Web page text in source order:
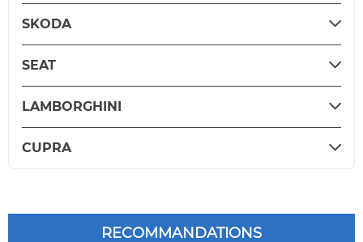
SKODA
SEAT
LAMBORGHINI
CUPRA
RECOMMANDATIONS